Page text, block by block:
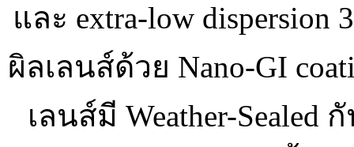
และ extra-low
ผิลเลนส์ด้วย Nano-GI
เลนส์มี Weather-